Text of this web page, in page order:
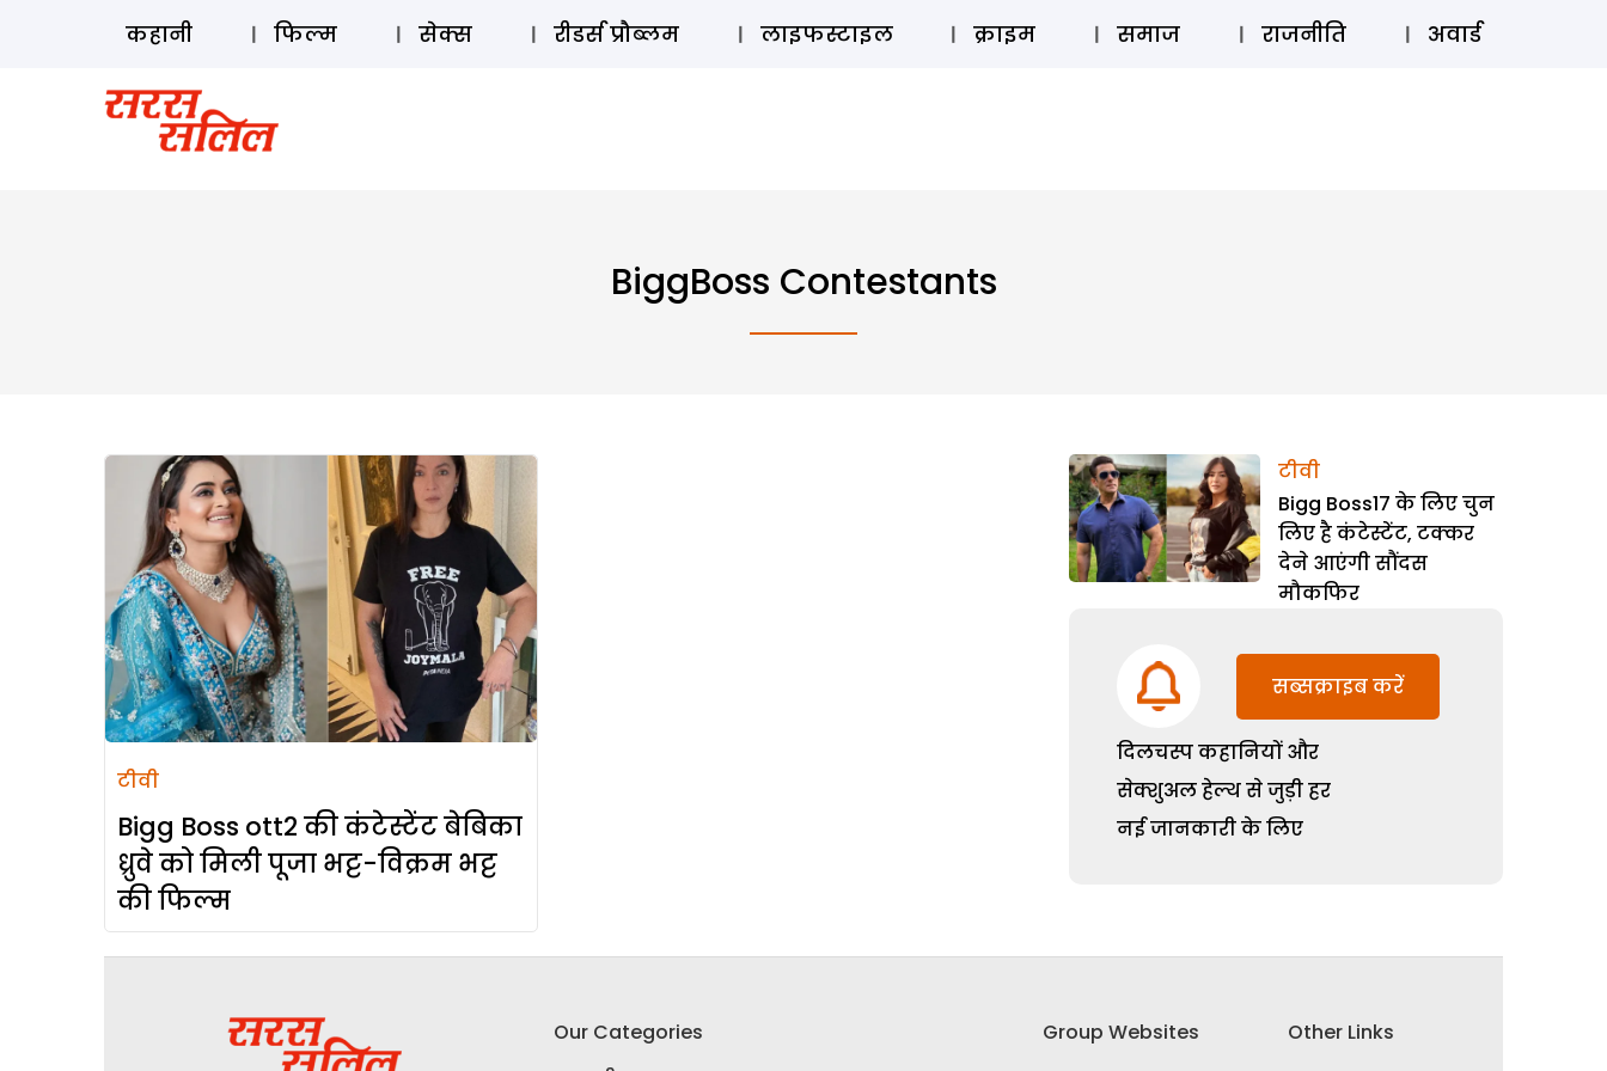
ऑडियो स्टोरी लॉग इन ⚲ SUBSCRIBE
कहानी फिल्म सेक्स रीडर्स प्रौब्लम लाइफस्टाइल क्राइम समाज राजनीति अवार्ड
BiggBoss Contestants
टीवी
Bigg Boss ott2 की कंटेस्टेंट बेबिका
ध्रुवे को मिली पूजा भट्ट-विक्रम भट्ट
की फिल्म
टीवी
Bigg Boss17 के लिए चुन
लिए है कंटेस्टेंट, टक्कर
देने आएंगी सौंदस
मौकफिर
दिलचस्प कहानियों और
सेक्शुअल हेल्थ से जुड़ी हर
नई जानकारी के लिए
सब्सक्राइब करें
Our Categories
Group Websites
Other Links